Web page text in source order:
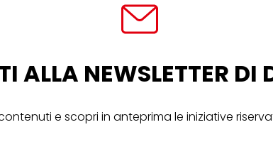
ALLA NEWSLETTER DI
e scopri in anteprima le iniziative